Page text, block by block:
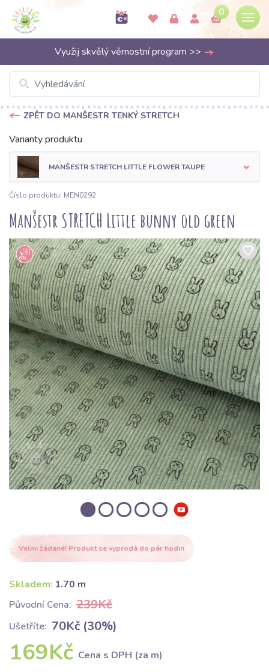
0
Využij skvělý věrnostní program >>
ZPĚT DO MANŠESTR TENKÝ STRETCH
Varianty produktu
MANŠESTR STRETCH LITTLE FLOWER TAUPE
Číslo produktu: MEN0292
Manšestr STRETCH Little bunny old green
Velmi žádané! Produkt se vyprodá do pár hodin
Skladem: 1.70 m
Původní Cena: 239Kč
Ušetříte: 70Kč (30%)
169Kč Cena s DPH (za m)